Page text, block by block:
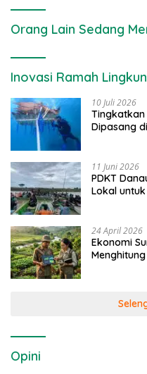
Orang Lain Sedang
Inovasi Ramah
10 Juli 2026
Tingkatkan
Dipasang
11 Juni 2026
PDKT
Lokal
24 April 2026
Ekonomi
Opini